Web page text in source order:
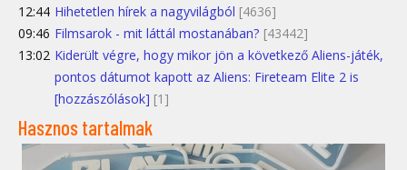
12:44 Hihetetlen hírek a nagyvilágból [4636]
09:46 Filmsarok - mit láttál mostanában? [43442]
13:02 Kiderült végre, hogy mikor jön a következő Aliens-játék,
pontos dátumot kapott az Aliens: Fireteam Elite 2 is
[hozzászólások] [1]
Hasznos tartalmak